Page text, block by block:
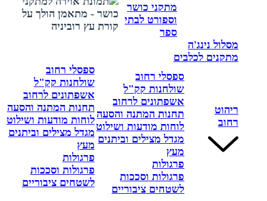
מתקני כושר
וספורט לבתי
ספר
מסלול נינג'ה
מתקנים לכלבים
ריהוט
רחוב
ספסלי רחוב
שולחנות קק"ל
אשפתונים לרחוב
תחנות המתנה והסעה
לוחות מודעות ושילוט
מגדל מצילים וביתנים
מעץ
פרגולות
פרגולות וסככות
לשטחים ציבוריים
ספסלי רחוב
שולחנות קק"ל
אשפתונים לרחוב
תחנות המתנה והסעה
לוחות מודעות ושילוט
מגדל מצילים וביתנים
מעץ
פרגולות
פרגולות וסככות
לשטחים ציבוריים